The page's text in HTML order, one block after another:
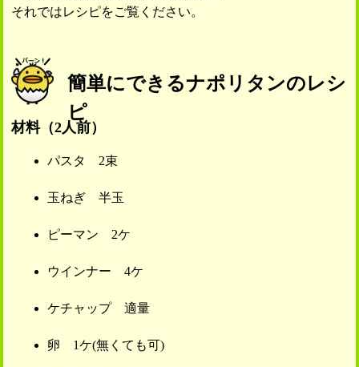
それではレシピをご覧ください。
簡単にできるナポリタンのレシ
ピ
材料（2人前）
パスタ 2束
玉ねぎ 半玉
ピーマン 2ケ
ウインナー 4ケ
ケチャップ 適量
卵 1ケ(無くても可)